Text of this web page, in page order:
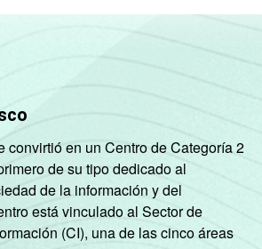
convirtió en un Centro de Categoría 2
de su tipo dedicado al
de la información y del
está vinculado al Sector de
(CI), una de las cinco áreas